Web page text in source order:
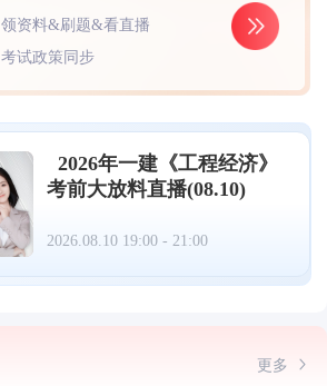
领资料&刷题&看直播
考试政策同步
2026年一建《工程经济》
考前大放料直播(08.10)
2026.08.10 19:00 - 21:00
更多